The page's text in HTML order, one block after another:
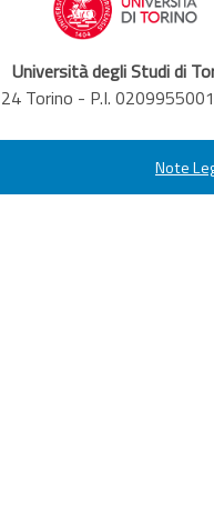
Università degli Studi di
Torino - P.I.
Note